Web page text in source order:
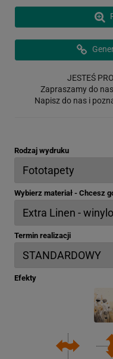
JESTEŚ
Zapraszamy do
Napisz do nas i
Rodzaj wydruku
Wybierz materiał - Chcesz
Termin realizacji
Efekty